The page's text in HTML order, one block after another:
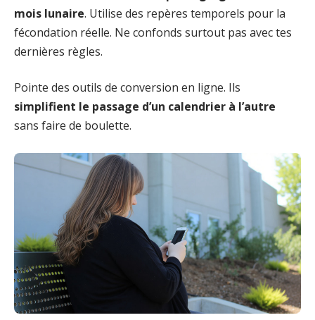
mois lunaire. Utilise des repères temporels pour la
fécondation réelle. Ne confonds surtout pas avec tes
dernières règles.
Pointe des outils de conversion en ligne. Ils
simplifient le passage d’un calendrier à l’autre
sans faire de boulette.